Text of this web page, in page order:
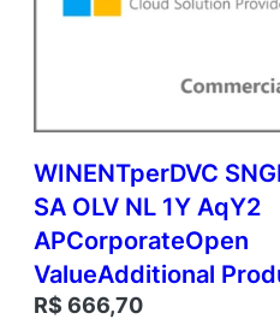
WINENTperDVC
SA OLV NL 1Y AqY2
APCorporateOpen
ValueAdditional
R$ 666,70